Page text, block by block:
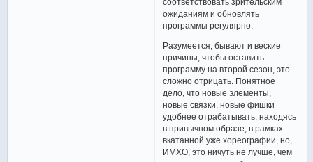
соответствовать зрительским
ожиданиям и обновлять
программы регулярно.
Разумеется, бывают и веские
причины, чтобы оставить
программу на второй сезон, это
сложно отрицать. Понятное
дело, что новые элементы,
новые связки, новые фишки
удобнее отрабатывать, находясь
в привычном образе, в рамках
вкатанной уже хореографии, но,
ИМХО, это ничуть не лучше, чем